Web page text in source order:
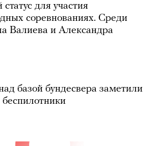
для участия
соревнованиях. Среди
Валиева и Александра
базой бундесвера заметили